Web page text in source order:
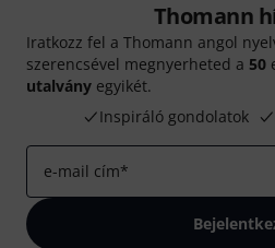
Thomann
Iratkozz fel a Thomann angol
szerencsével megnyerheted a 50
utalvány egyikét.
Inspiráló gondolatok
e-mail cím*